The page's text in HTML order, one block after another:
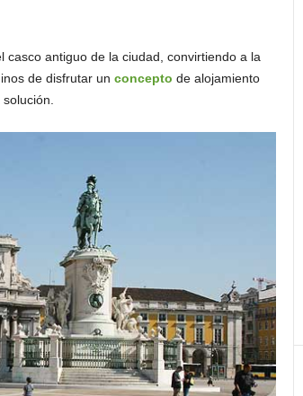
antiguo de la ciudad, convirtiendo a la
de disfrutar un concepto de alojamiento